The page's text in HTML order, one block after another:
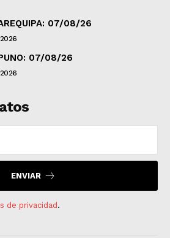
07/08/26
07/08/26
ENVIAR
de privacidad.